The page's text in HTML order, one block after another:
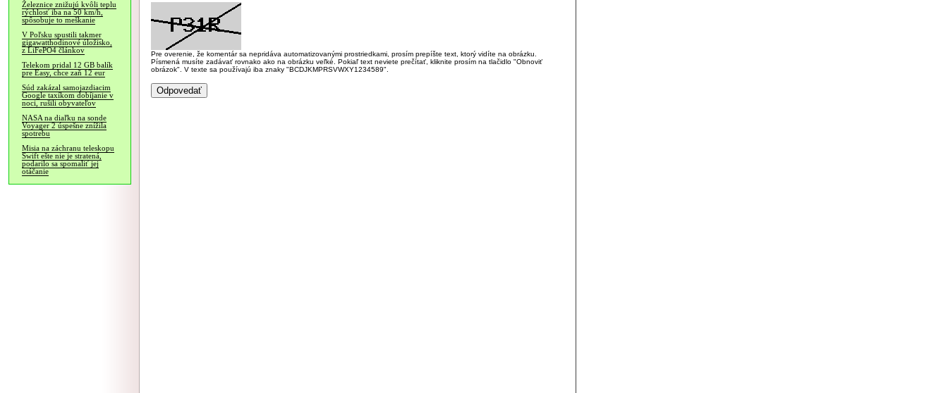
Železnice znižujú kvôli teplu
rýchlosť iba na 50 km/h,
spôsobuje to meškanie
V Poľsku spustili takmer
gigawatthodinové úložisko,
z LiFePO4 článkov
Telekom pridal 12 GB balík
pre Easy, chce zaň 12 eur
Súd zakázal samojazdiacim
Google taxíkom dobíjanie v
noci, rušili obyvateľov
NASA na diaľku na sonde
Voyager 2 úspešne znížila
spotrebu
Misia na záchranu teleskopu
Swift ešte nie je stratená,
podarilo sa spomaliť jej
otáčanie
Pre overenie, že komentár sa nepridáva automatizovanými prostriedkami, prosím prepíšte text, ktorý vidíte na obrázku.
Písmená musíte zadávať rovnako ako na obrázku veľké. Pokiaľ text neviete prečítať, kliknite prosím na tlačidlo "Obnoviť
obrázok". V texte sa používajú iba znaky "BCDJKMPRSVWXY1234589".